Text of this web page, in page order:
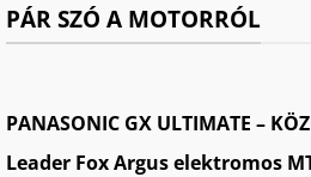
PÁR SZÓ A MOTORRÓL
PANASONIC GX ULTIMATE –
Leader Fox Argus elektromos